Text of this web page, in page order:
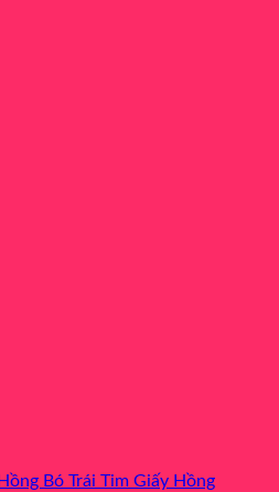
Bó Trái Tim Giấy Hồng